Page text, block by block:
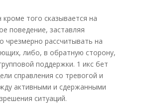
того сказывается на
поведение, заставляя
чрезмерно рассчитывать на
либо, в обратную сторону,
поддержки. 1 икс бет
справления со тревогой и
активными и сдержанными
ситуаций.